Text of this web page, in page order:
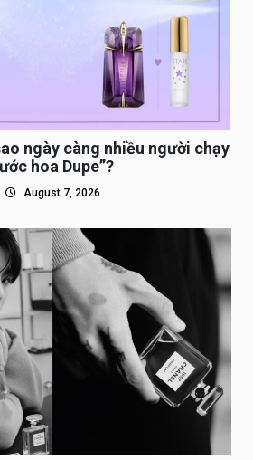
ngày càng nhiều người chạy
hoa Dupe”?
August 7, 2026